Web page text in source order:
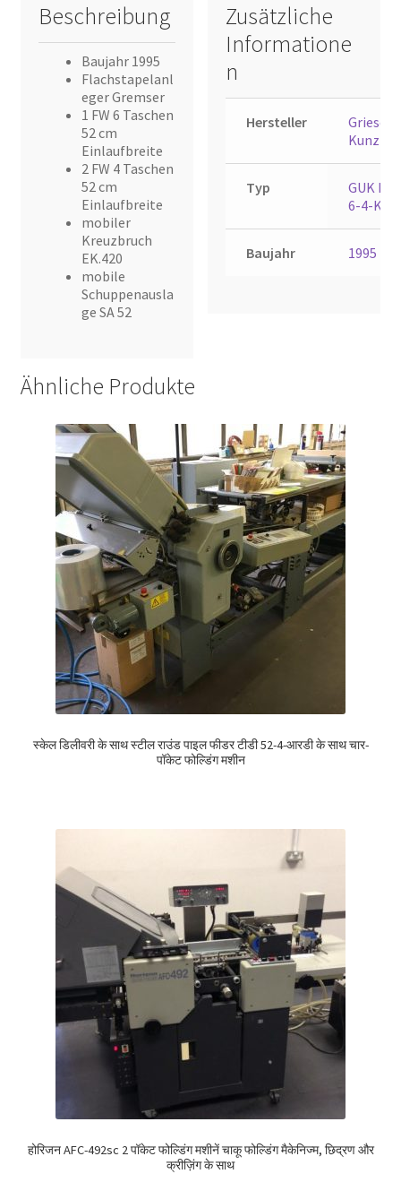
Beschreibung
Baujahr 1995
Flachstapelanl
eger Gremser
1 FW 6 Taschen
52 cm
Einlaufbreite
2 FW 4 Taschen
52 cm
Einlaufbreite
mobiler
Kreuzbruch
EK.420
mobile
Schuppenausla
ge SA 52
Zusätzliche
Informatione
n
Hersteller
Grieser
Typ
GUK FA
6-4-K-FL
Baujahr 1995
Ähnliche Produkte
स्केल डिलीवरी के साथ स्टील राउंड पाइल फीडर टीडी 52-4-आरडी के साथ चार-
पॉकेट फोल्डिंग मशीन
होरिजन AFC-492sc 2 पॉकेट फोल्डिंग मशीनें चाकू फोल्डिंग मैकेनिज्म, छिद्रण और
क्रीज़िंग के साथ